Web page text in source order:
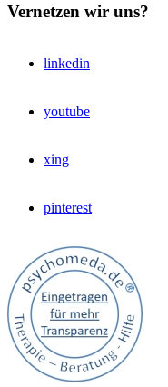
Vernetzen wir uns?
linkedin
youtube
xing
pinterest